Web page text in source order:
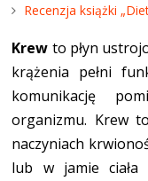
Recenzja książki
Krew to płyn
krążenia pełni
komunikację
organizmu. Krew
naczyniach
lub w jamie ciała